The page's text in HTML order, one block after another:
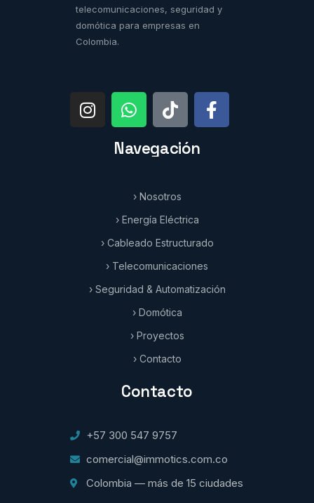
telecomunicaciones, seguridad y
domótica para empresas en
Colombia.
Navegación
› Nosotros
› Energía Eléctrica
› Cableado Estructurado
› Telecomunicaciones
› Seguridad & Automatización
› Domótica
› Proyectos
› Contacto
Contacto
+57 300 547 9757
comercial@immotics.com.co
Colombia — más de 15 ciudades